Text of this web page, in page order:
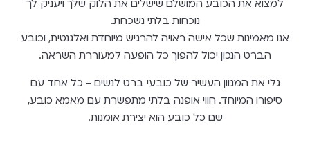
למצוא את הכובע המושלם שישלים את הלוק שלך ויעניק לך
נוכחות בלתי נשכחת.
אנו מאמינות שכל אישה ראויה להרגיש מיוחדת ואלגנטית, וכובע
הברט הנכון יכול להפוך כל הופעה למעוררת השראה.
גלי את המגוון העשיר של כובעי ברט לנשים - כל אחד עם
סיפורו המיוחד. חווי אופנה בלתי מתפשרת עם מאמא כובע,
שם כל כובע הוא יצירת אומנות.